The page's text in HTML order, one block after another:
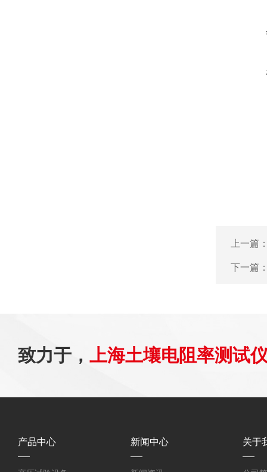
上一篇
下一篇
致力于， 上海土壤电阻率测试
产品中心 新闻中心 关于